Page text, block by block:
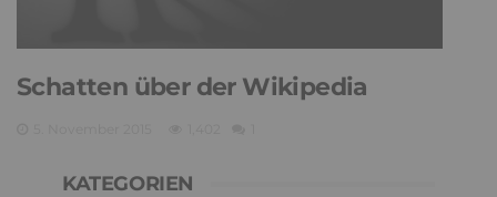
Schatten über der Wikipedia
KATEGORIEN